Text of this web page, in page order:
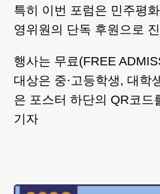
특히 이번 포럼은 민주평
영위원의 단독 후원으로
행사는 무료(FREE
대상은 중·고등학생, 대학
은 포스터 하단의 QR코드
기자